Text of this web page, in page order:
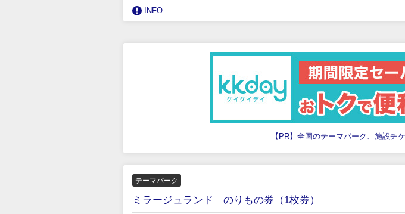
INFO
【PR】全国のテーマパーク、施設チ
テーマパーク
ミラージュランド のりもの券（1枚券）